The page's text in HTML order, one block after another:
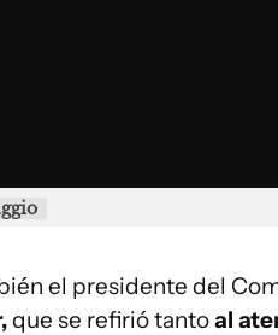
el presidente del
que se refirió tantoal